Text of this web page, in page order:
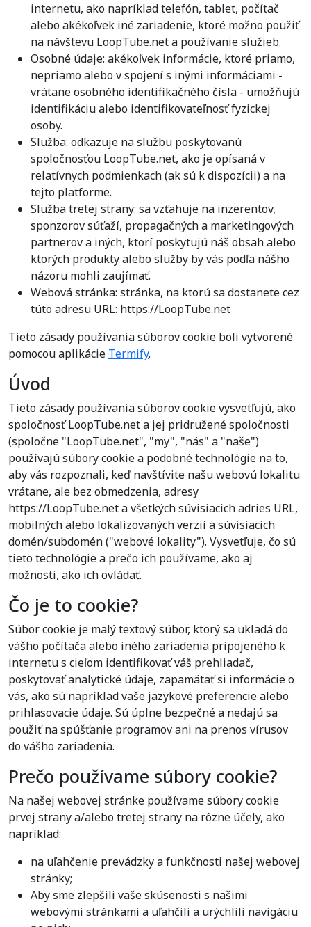
internetu, ako napríklad telefón, tablet, počítač
alebo akékoľvek iné zariadenie, ktoré možno použiť
na návštevu LoopTube.net a používanie služieb.
Osobné údaje: akékoľvek informácie, ktoré priamo,
nepriamo alebo v spojení s inými informáciami -
vrátane osobného identifikačného čísla - umožňujú
identifikáciu alebo identifikovateľnosť fyzickej
osoby.
Služba: odkazuje na službu poskytovanú
spoločnosťou LoopTube.net, ako je opísaná v
relatívnych podmienkach (ak sú k dispozícii) a na
tejto platforme.
Služba tretej strany: sa vzťahuje na inzerentov,
sponzorov súťaží, propagačných a marketingových
partnerov a iných, ktorí poskytujú náš obsah alebo
ktorých produkty alebo služby by vás podľa nášho
názoru mohli zaujímať.
Webová stránka: stránka, na ktorú sa dostanete cez
túto adresu URL: https://LoopTube.net
Tieto zásady používania súborov cookie boli vytvorené
pomocou aplikácie Termify.
Úvod
Tieto zásady používania súborov cookie vysvetľujú, ako
spoločnosť LoopTube.net a jej pridružené spoločnosti
(spoločne "LoopTube.net", "my", "nás" a "naše")
používajú súbory cookie a podobné technológie na to,
aby vás rozpoznali, keď navštívite našu webovú lokalitu
vrátane, ale bez obmedzenia, adresy
https://LoopTube.net a všetkých súvisiacich adries URL,
mobilných alebo lokalizovaných verzií a súvisiacich
domén/subdomén ("webové lokality"). Vysvetľuje, čo sú
tieto technológie a prečo ich používame, ako aj
možnosti, ako ich ovládať.
Čo je to cookie?
Súbor cookie je malý textový súbor, ktorý sa ukladá do
vášho počítača alebo iného zariadenia pripojeného k
internetu s cieľom identifikovať váš prehliadač,
poskytovať analytické údaje, zapamätať si informácie o
vás, ako sú napríklad vaše jazykové preferencie alebo
prihlasovacie údaje. Sú úplne bezpečné a nedajú sa
použiť na spúšťanie programov ani na prenos vírusov
do vášho zariadenia.
Prečo používame súbory cookie?
Na našej webovej stránke používame súbory cookie
prvej strany a/alebo tretej strany na rôzne účely, ako
napríklad:
na uľahčenie prevádzky a funkčnosti našej webovej
stránky;
Aby sme zlepšili vaše skúsenosti s našimi
webovými stránkami a uľahčili a urýchlili navigáciu